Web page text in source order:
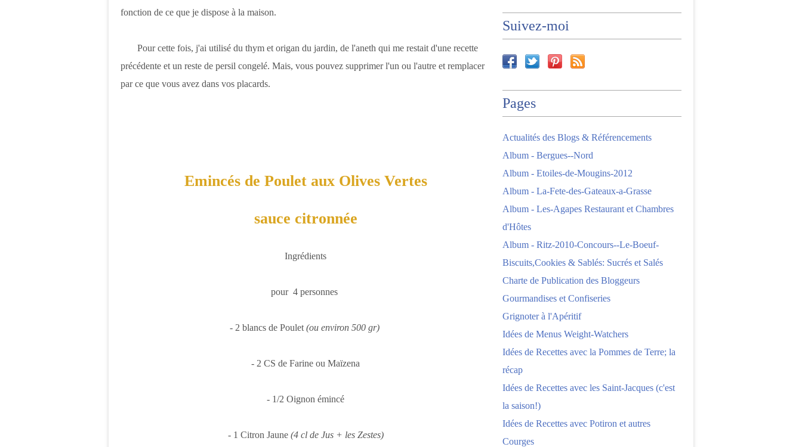
fonction de ce que je dispose à la maison.
Pour cette fois, j'ai utilisé du thym et origan du jardin, de l'aneth qui me restait d'une recette
précédente et un reste de persil congelé. Mais, vous pouvez supprimer l'un ou l'autre et remplacer
par ce que vous avez dans vos placards.
Emincés de Poulet aux Olives Vertes
sauce citronnée
Ingrédients
pour 4 personnes
- 2 blancs de Poulet (ou environ 500 gr)
- 2 CS de Farine ou Maïzena
- 1/2 Oignon émincé
- 1 Citron Jaune (4 cl de Jus + les Zestes)
Suivez-moi
Pages
Actualités des Blogs & Référencements
Album - Bergues--Nord
Album - Etoiles-de-Mougins-2012
Album - La-Fete-des-Gateaux-a-Grasse
Album - Les-Agapes Restaurant et Chambres
d'Hôtes
Album - Ritz-2010-Concours--Le-Boeuf-
Biscuits,Cookies & Sablés: Sucrés et Salés
Charte de Publication des Bloggeurs
Gourmandises et Confiseries
Grignoter à l'Apéritif
Idées de Menus Weight-Watchers
Idées de Recettes avec la Pommes de Terre; la
récap
Idées de Recettes avec les Saint-Jacques (c'est
la saison!)
Idées de Recettes avec Potiron et autres
Courges